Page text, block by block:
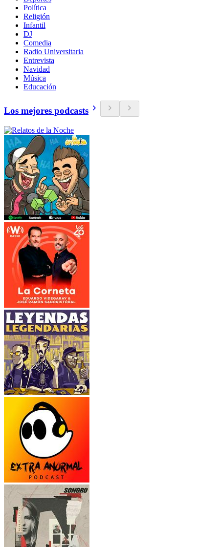
Política
Religión
Infantil
DJ
Comedia
Radio Universitaria
Entrevista
Navidad
Música
Educación
Los mejores podcasts